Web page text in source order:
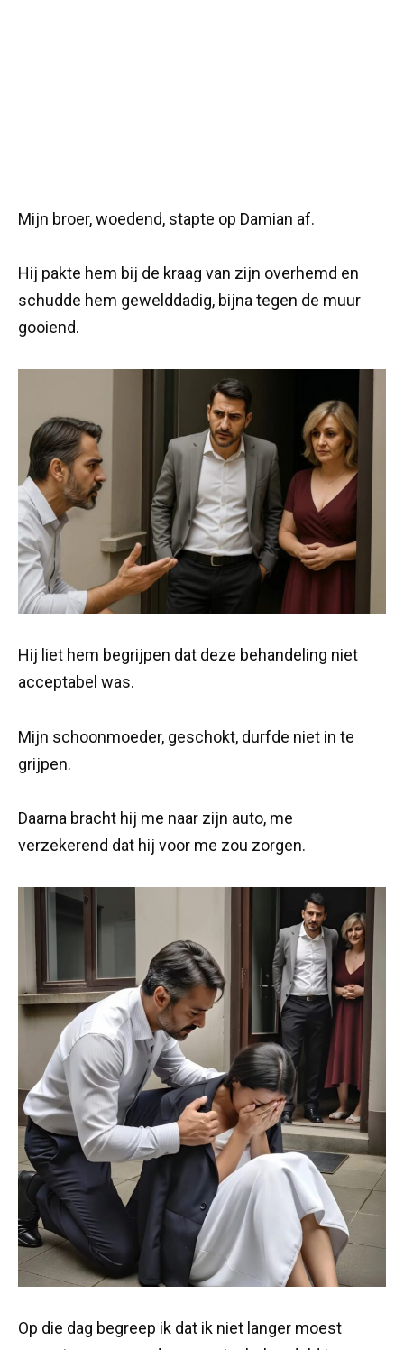
Mijn broer, woedend, stapte op Damian af.
Hij pakte hem bij de kraag van zijn overhemd en
schudde hem gewelddadig, bijna tegen de muur
gooiend.
Hij liet hem begrijpen dat deze behandeling niet
acceptabel was.
Mijn schoonmoeder, geschokt, durfde niet in te
grijpen.
Daarna bracht hij me naar zijn auto, me
verzekerend dat hij voor me zou zorgen.
Op die dag begreep ik dat ik niet langer moest